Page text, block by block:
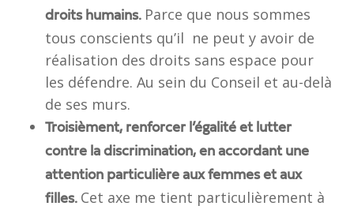
droits humains. Parce que nous sommes
tous conscients qu’il ne peut y avoir de
réalisation des droits sans espace pour
les défendre. Au sein du Conseil et au-delà
de ses murs.
Troisièment, renforcer l’égalité et lutter
contre la discrimination, en accordant une
attention particulière aux femmes et aux
filles. Cet axe me tient particulièrement à